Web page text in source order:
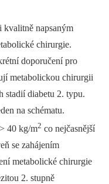
kvalitně napsaným
chirurgie.
doporučení pro
metabolickou chirurgii
stadií diabetu 2. typu.
na schématu.
40 kg/m2 co nejčasnější
se zahájením
metabolické chirurgie
2. stupně